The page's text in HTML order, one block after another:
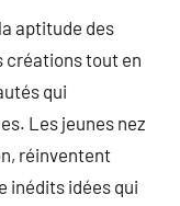
aptitude des
créations tout en
qui
Les jeunes nez
réinventent
inédits idées qui